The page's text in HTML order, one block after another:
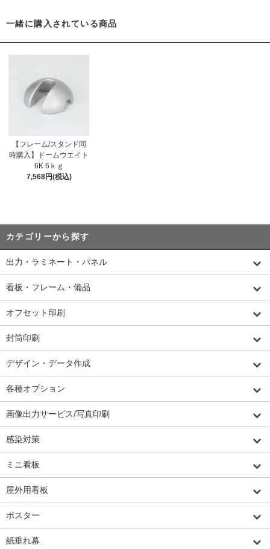
一緒に購入されている商品
【フレーム/スタンド同
時購入】ドームウエイト
6K 6ｋｇ
7,568円(税込)
カテゴリーから探す
出力・ラミネート・パネル
看板・フレーム・備品
オフセット印刷
封筒印刷
デザイン・データ作成
各種オプション
画像出力サービス/写真印刷
感染対策
ミニ看板
屋外用看板
ポスター
紙垂れ幕